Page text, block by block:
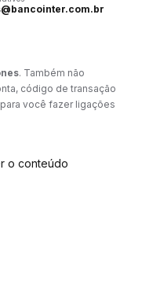
. Também não
código de transação
você fazer ligações
o conteúdo